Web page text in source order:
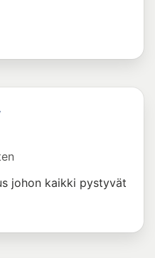
johon kaikki pystyvät